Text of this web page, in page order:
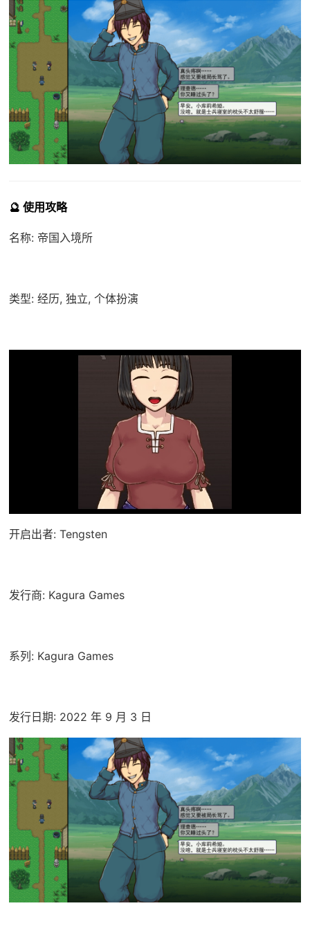
🔮 使用攻略
名称: 帝国入境所
类型: 经历, 独立, 个体扮演
开启出者: Tengsten
发行商: Kagura Games
系列: Kagura Games
发行日期: 2022 年 9 月 3 日